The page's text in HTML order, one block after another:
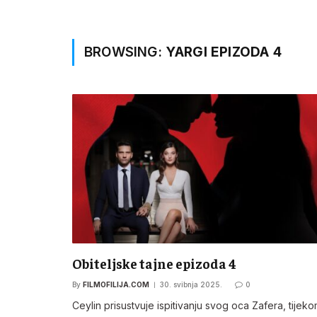
BROWSING: YARGI EPIZODA 4
Obiteljske tajne epizoda 4
By FILMOFILIJA.COM 30. svibnja 2025. 0
Ceylin prisustvuje ispitivanju svog oca Zafera,